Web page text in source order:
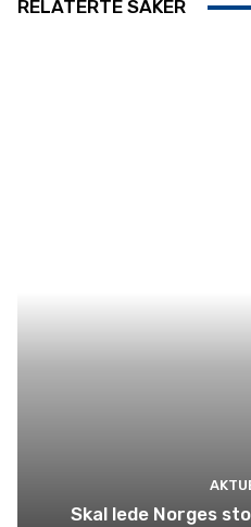
RELATERTE SAKER
Skal lede Norges